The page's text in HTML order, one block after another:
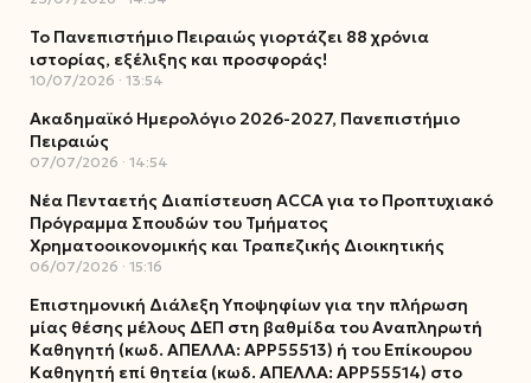
Το Πανεπιστήμιο Πειραιώς γιορτάζει 88 χρόνια
ιστορίας, εξέλιξης και προσφοράς!
10/07/2026 13:54
Ακαδημαϊκό Ημερολόγιο 2026-2027, Πανεπιστήμιο
Πειραιώς
07/07/2026 14:54
Νέα Πενταετής Διαπίστευση ACCA για το Προπτυχιακό
Πρόγραμμα Σπουδών του Τμήματος
Χρηματοοικονομικής και Τραπεζικής Διοικητικής
06/07/2026 15:16
Επιστημονική Διάλεξη Υποψηφίων για την πλήρωση
μίας θέσης μέλους ΔΕΠ στη βαθμίδα του Αναπληρωτή
Καθηγητή (κωδ. ΑΠΕΛΛΑ: ΑΡΡ55513) ή του Επίκουρου
Καθηγητή επί θητεία (κωδ. ΑΠΕΛΛΑ: ΑΡΡ55514) στο